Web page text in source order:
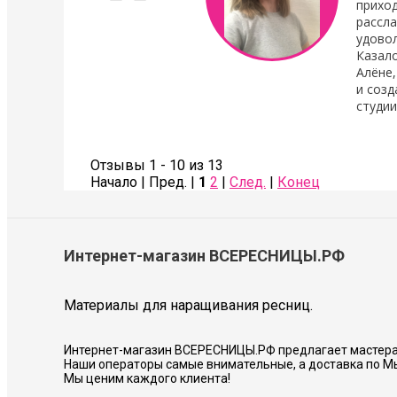
наращивание
и
Отзывы 1 - 10 из 13
Начало | Пред. | 1 2 След. Конец
Интернет-магазин ВСЕРЕСНИЦЫ.РФ
Материалы для наращивания ресниц.
Интернет-магазин ВСЕРЕСНИЦЫ.РФ предлагает
Наши операторы самые внимательные, а доставка по
Мы ценим каждого клиента!